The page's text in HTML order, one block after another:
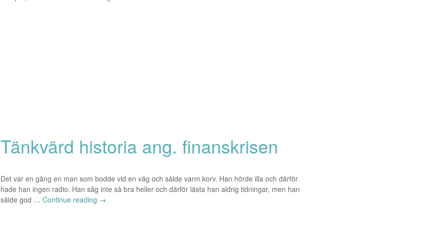
Tänkvärd historia ang. finanskrisen
Det var en gång en man som bodde vid en väg och sålde varm korv. Han hörde illa och därför
hade han ingen radio. Han såg inte så bra heller och därför lästa han aldrig tidningar, men han
sålde god … Continue reading →